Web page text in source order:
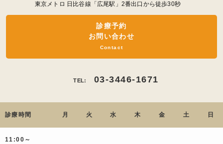
東京メトロ 日比谷線「広尾駅」2番出口から徒歩30秒
診療予約
お問い合わせ
Contact
TEL: 03-3446-1671
診療時間 月 火 水 木 金 土 日
11:00～